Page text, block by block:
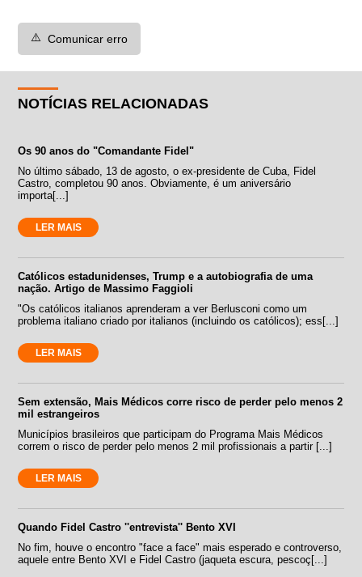
⚠️ Comunicar erro
NOTÍCIAS RELACIONADAS
Os 90 anos do "Comandante Fidel"
No último sábado, 13 de agosto, o ex-presidente de Cuba, Fidel
Castro, completou 90 anos. Obviamente, é um aniversário
importa[...]
LER MAIS
Católicos estadunidenses, Trump e a autobiografia de uma
nação. Artigo de Massimo Faggioli
"Os católicos italianos aprenderam a ver Berlusconi como um
problema italiano criado por italianos (incluindo os católicos); ess[...]
LER MAIS
Sem extensão, Mais Médicos corre risco de perder pelo menos 2
mil estrangeiros
Municípios brasileiros que participam do Programa Mais Médicos
correm o risco de perder pelo menos 2 mil profissionais a partir [...]
LER MAIS
Quando Fidel Castro ''entrevista'' Bento XVI
No fim, houve o encontro "face a face" mais esperado e controverso,
aquele entre Bento XVI e Fidel Castro (jaqueta escura, pescoç[...]